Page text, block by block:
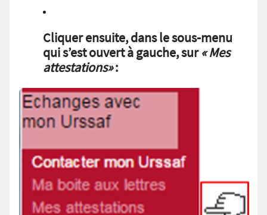
Cliquer ensuite, dans le sous-menu
qui s’est ouvert à gauche, sur« Mes
attestations»: